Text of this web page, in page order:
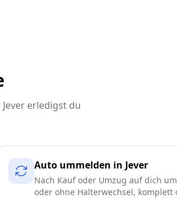
erledigst du
Auto ummelden in Jever
Nach Kauf oder Umzug auf dich
oder ohne Halterwechsel, komplett